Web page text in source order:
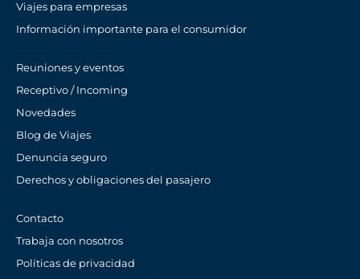
Viajes para empresas
Información importante para el consumidor
Reuniones y eventos
Receptivo / Incoming
Novedades
Blog de Viajes
Denuncia seguro
Derechos y obligaciones del pasajero
Contacto
Trabaja con nosotros
Políticas de privacidad